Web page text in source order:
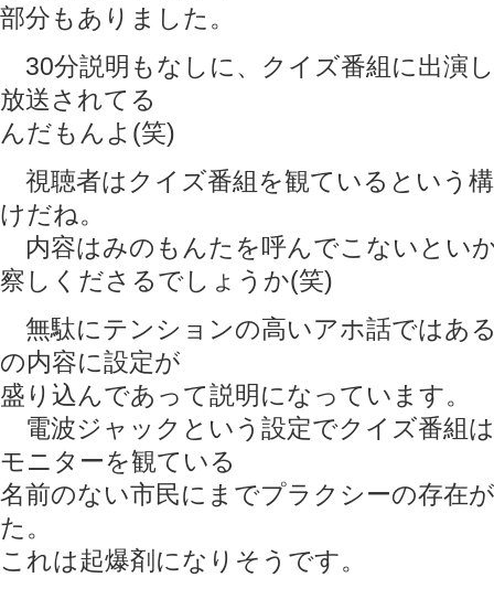
部分もありました。
30分説明もなしに、クイズ番組に出演
放送されてる
んだもんよ(笑)
視聴者はクイズ番組を観ているという
けだね。
内容はみのもんたを呼んでこないとい
察しくださるでしょうか(笑)
無駄にテンションの高いアホ話ではあ
の内容に設定が
盛り込んであって説明になっています。
電波ジャックという設定でクイズ番組
モニターを観ている
名前のない市民にまでプラクシーの存在
た。
これは起爆剤になりそうです。